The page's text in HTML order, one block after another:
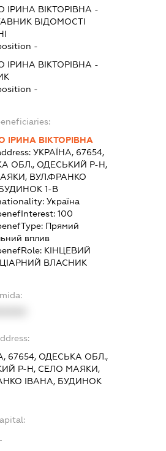
ІРИНА ВІКТОРІВНА -
ВІДОМОСТІ
-
ІРИНА ВІКТОРІВНА -
-
ІРИНА ВІКТОРІВНА
УКРАЇНА, 67654,
ОБЛ., ОДЕСЬКИЙ Р-Н,
ВУЛ.ФРАНКО
1-В
Україна
100
Прямий
вплив
КІНЦЕВИЙ
ВЛАСНИК
67654, ОДЕСЬКА ОБЛ.,
Р-Н, СЕЛО МАЯКИ,
ІВАНА, БУДИНОК